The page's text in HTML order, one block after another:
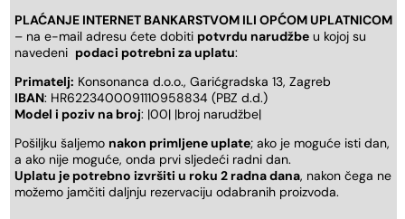
PLAĆANJE INTERNET BANKARSTVOM ILI OPĆOM UPLATNICOM
– na e-mail adresu ćete dobiti potvrdu narudžbe u kojoj su
navedeni podaci potrebni za uplatu:
Primatelj: Konsonanca d.o.o., Garićgradska 13, Zagreb
IBAN: HR6223400091110958834 (PBZ d.d.)
Model i poziv na broj: |00| |broj narudžbe|
Pošiljku šaljemo nakon primljene uplate; ako je moguće isti dan,
a ako nije moguće, onda prvi sljedeći radni dan.
Uplatu je potrebno izvršiti u roku 2 radna dana, nakon čega ne
možemo jamčiti daljnju rezervaciju odabranih proizvoda.